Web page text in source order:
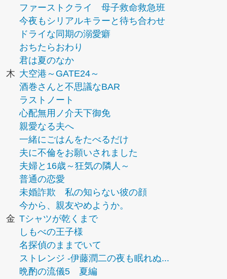
ファーストクライ 母子救命救急班
今夜もシリアルキラーと待ち合わせ
ドライな同期の溺愛癖
おちたらおわり
君は夏のなか
木 大空港～GATE24～
酒巻さんと不思議なBAR
ラストノート
心配無用ノ介天下御免
親愛なる夫へ
一緒にごはんをたべるだけ
夫に不倫をお願いされました
夫婦と16歳～狂気の隣人～
普通の恋愛
未婚詐欺 私の知らない彼の顔
今から、親友やめようか。
金 Tシャツが乾くまで
しもべの王子様
名探偵のままでいて
ストレンジ -伊藤潤二の夜も眠れぬ...
晩酌の流儀5 夏編